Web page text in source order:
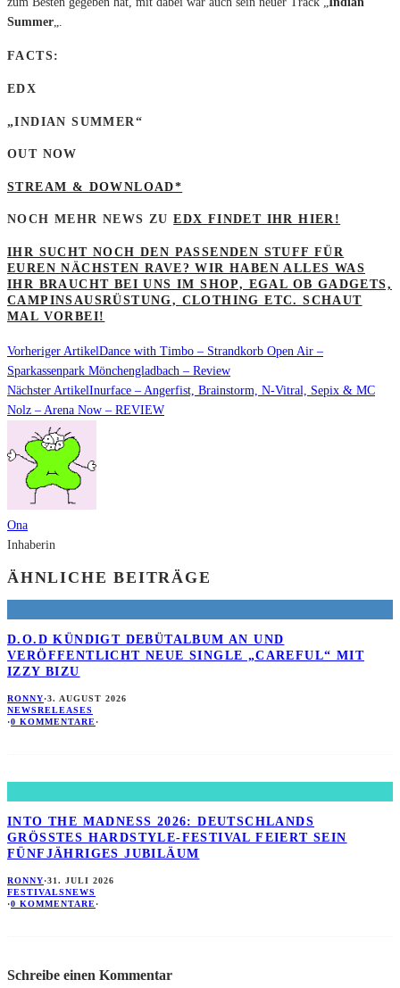
Summer
FACTS:
EDX
„INDIAN SUMMER“
OUT NOW
STREAM & DOWNLOAD*
NOCH MEHR NEWS ZUEDX FINDET IHR HIER!
IHR SUCHT NOCH DEN PASSENDEN STUFF FÜR
EUREN NÄCHSTEN RAVE? WIR HABEN ALLES WAS
IHR BRAUCHT BEI UNS IM SHOP, EGAL OB GADGETS,
CAMPINSAUSRÜSTUNG, CLOTHING ETC. SCHAUT
MAL VORBEI!
Vorheriger ArtikelDance with Timbo – Strandkorb Open Air –
Sparkassenpark Mönchengladbach – Review
Nächster ArtikelInurface – Angerfist, Brainstorm, N-Vitral, Sepix & MC
Nolz – Arena Now – REVIEW
Ona
Inhaberin
ÄHNLICHE BEITRÄGE
D.O.D KÜNDIGT DEBÜTALBUM AN UND
VERÖFFENTLICHT NEUE SINGLE „CAREFUL“ MIT
IZZY BIZU
RONNY·3. AUGUST 2026
NEWSRELEASES
·0 KOMMENTARE·
INTO THE MADNESS 2026: DEUTSCHLANDS
GRÖSSTES HARDSTYLE-FESTIVAL FEIERT SEIN F
ÜNFJÄHRIGES JUBILÄUM
RONNY·31. JULI 2026
FESTIVALSNEWS
·0 KOMMENTARE·
Schreibe einen Kommentar